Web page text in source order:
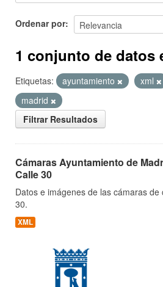
Ordenar por
1 conjunto de datos
Etiquetas: ayuntamiento xml
madrid
Filtrar Resultados
Cámaras Ayuntamiento de
Calle 30
Datos e imágenes de las cámaras
30.
XML